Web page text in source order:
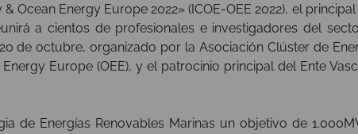
Ocean Energy Europe 2022» (ICOE-OEE 2022), el
a cientos de profesionales e investigadores del
de octubre, organizado por la Asociación Clúster de
Europe (OEE), y el patrocinio principal del Ente
de Energías Renovables Marinas un objetivo de